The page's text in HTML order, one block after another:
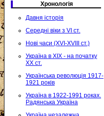
Хронологія
Давня історія
Середні віки з VI ст.
Нові часи (XVI-XVIII ст.)
Україна в XIX - на початку
XX ст.
Українська революція 1917-
1921 років
Україна в 1922-1991 роках.
Радянська Україна